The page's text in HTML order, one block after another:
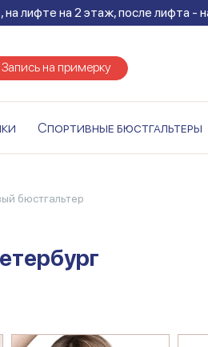
лифте на 2 этаж, после лифта
Запись на примерку
Спортивные бюстгальтеры
бюстгальтер